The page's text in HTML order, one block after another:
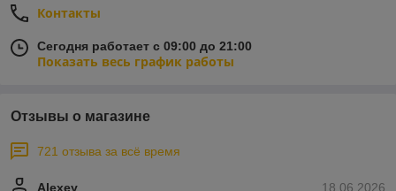
Контакты
Сегодня работает с 09:00 до 21:00
Показать весь график работы
Отзывы о магазине
721 отзыва за всё время
18.06.2026
Alexey